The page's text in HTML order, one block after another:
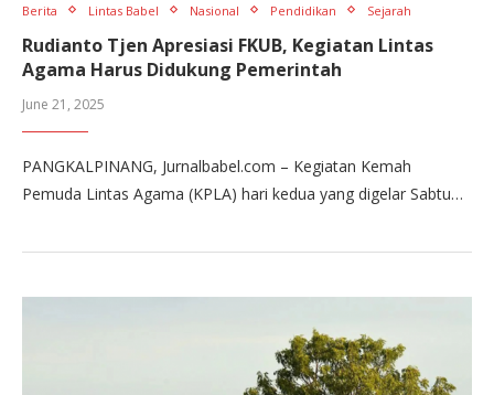
Berita Lintas Babel Nasional Pendidikan Sejarah
Rudianto Tjen Apresiasi FKUB, Kegiatan Lintas
Agama Harus Didukung Pemerintah
June 21, 2025
PANGKALPINANG, Jurnalbabel.com – Kegiatan Kemah
Pemuda Lintas Agama (KPLA) hari kedua yang digelar Sabtu…